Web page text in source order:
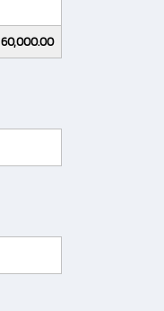
60,000.00